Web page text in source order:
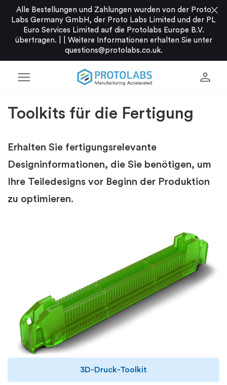
Alle Bestellungen und Zahlungen wurden von der Proto
Labs Germany GmbH, der Proto Labs Limited und der PL
Euro Services Limited auf die Protolabs Europe B.V.
übertragen. |
Weitere Informationen erhalten Sie unter
questions@protolabs.co.uk.
close
menu person
Toolkits für die Fertigung
Erhalten Sie fertigungsrelevante
Designinformationen, die Sie benötigen, um
Ihre Teiledesigns vor Beginn der Produktion
zu optimieren.
3D-Druck-Toolkit